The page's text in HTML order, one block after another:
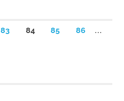
83 84 85 86 …